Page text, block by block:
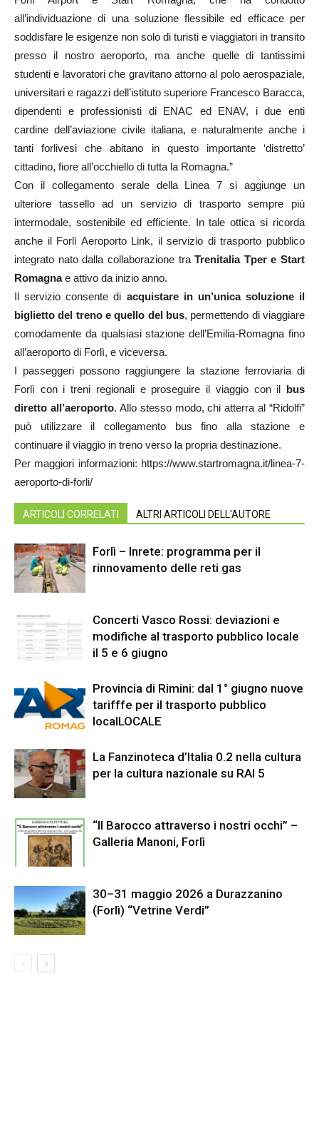
all’individuazione di una soluzione flessibile ed efficace per
soddisfare le esigenze non solo di turisti e viaggiatori in transito
presso il nostro aeroporto, ma anche quelle di tantissimi
studenti e lavoratori che gravitano attorno al polo aerospaziale,
universitari e ragazzi dell’istituto superiore Francesco Baracca,
dipendenti e professionisti di ENAC ed ENAV, i due enti
cardine dell’aviazione civile italiana, e naturalmente anche i
tanti forlivesi che abitano in questo importante ‘distretto’
cittadino, fiore all’occhiello di tutta la Romagna.”
Con il collegamento serale della Linea 7 si aggiunge un
ulteriore tassello ad un servizio di trasporto sempre più
intermodale, sostenibile ed efficiente. In tale ottica si ricorda
anche il Forlì Aeroporto Link, il servizio di trasporto pubblico
integrato nato dalla collaborazione traTrenitalia Tper e Start
Romagnae attivo da inizio anno.
Il servizio consente di acquistare in un’unica soluzione il
biglietto del treno e quello del bus, permettendo di viaggiare
comodamente da qualsiasi stazione dell’Emilia-Romagna fino
all’aeroporto di Forlì, e viceversa.
I passeggeri possono raggiungere la stazione ferroviaria di
Forlì con i treni regionali e proseguire il viaggio con il bus
diretto all’aeroporto. Allo stesso modo, chi atterra al “Ridolfi”
può utilizzare il collegamento bus fino alla stazione e
continuare il viaggio in treno verso la propria destinazione.
Per maggiori informazioni: https://www.startromagna.it/linea-7-
aeroporto-di-forli/
ARTICOLI CORRELATI ALTRI ARTICOLI DELL'AUTORE
Forlì – Inrete: programma per il
rinnovamento delle reti gas
Concerti Vasco Rossi: deviazioni e
modifiche al trasporto pubblico locale
il 5 e 6 giugno
Provincia di Rimini: dal 1° giugno nuove
tarifffe per il trasporto pubblico
localLOCALE
La Fanzinoteca d’Italia 0.2 nella cultura
per la cultura nazionale su RAI 5
“Il Barocco attraverso i nostri occhi” –
Galleria Manoni, Forlì
30–31 maggio 2026 a Durazzanino
(Forlì) “Vetrine Verdi”